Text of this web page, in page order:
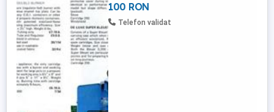
100 RON
Telefon validat